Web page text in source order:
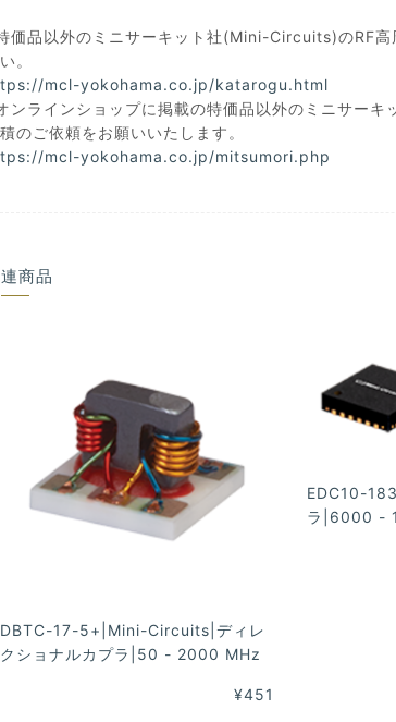
価品以外のミニサーキット社(Mini-Circuits)のRF高
。
mcl-yokohama.co.jp/katarogu.html
ンラインショップに掲載の特価品以外のミニサー
のご依頼をお願いいたします。
mcl-yokohama.co.jp/mitsumori.php
商品
DBTC-17-5+|Mini-Circuits|ディレ
クショナルカプラ|50 - 2000 MHz
¥451
EDC10-
ラ|6000 -